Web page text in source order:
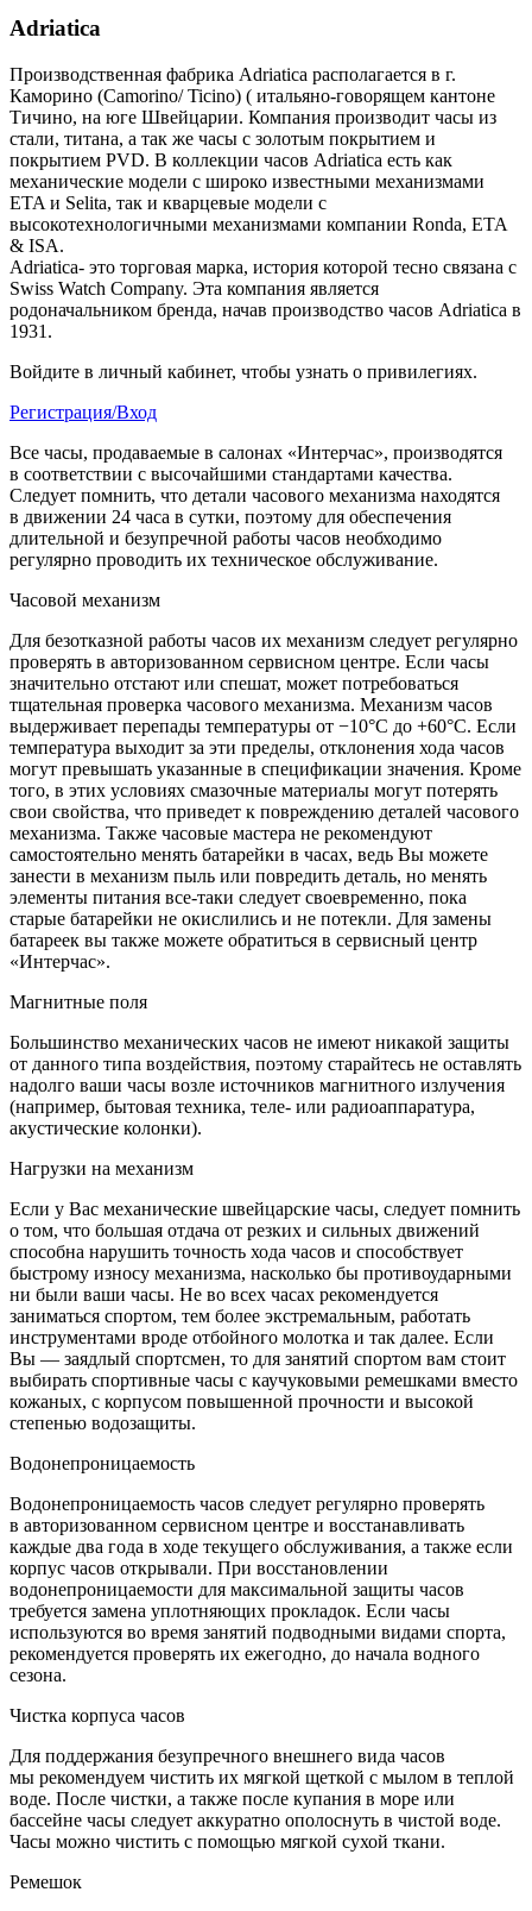
Adriatica
Производственная фабрика Adriatica располагается в г.
Каморино (Camorino/ Ticino) ( итальяно-говорящем кантоне
Тичино, на юге Швейцарии. Компания производит часы из
стали, титана, а так же часы с золотым покрытием и
покрытием PVD. В коллекции часов Adriatica есть как
механические модели с широко известными механизмами
ETA и Selita, так и кварцевые модели с
высокотехнологичными механизмами компании Ronda, ETA
& ISA.
Adriatica- это торговая марка, история которой тесно связана с
Swiss Watch Company. Эта компания является
родоначальником бренда, начав производство часов Adriatica в
1931.
Войдите в личный кабинет, чтобы узнать о привилегиях.
Регистрация/Вход
Все часы, продаваемые в салонах «Интерчас», производятся
в соответствии с высочайшими стандартами качества.
Следует помнить, что детали часового механизма находятся
в движении 24 часа в сутки, поэтому для обеспечения
длительной и безупречной работы часов необходимо
регулярно проводить их техническое обслуживание.
Часовой механизм
Для безотказной работы часов их механизм следует регулярно
проверять в авторизованном сервисном центре. Если часы
значительно отстают или спешат, может потребоваться
тщательная проверка часового механизма. Механизм часов
выдерживает перепады температуры от −10°C до +60°C. Если
температура выходит за эти пределы, отклонения хода часов
могут превышать указанные в спецификации значения. Кроме
того, в этих условиях смазочные материалы могут потерять
свои свойства, что приведет к повреждению деталей часового
механизма. Также часовые мастера не рекомендуют
самостоятельно менять батарейки в часах, ведь Вы можете
занести в механизм пыль или повредить деталь, но менять
элементы питания все-таки следует своевременно, пока
старые батарейки не окислились и не потекли. Для замены
батареек вы также можете обратиться в сервисный центр
«Интерчас».
Магнитные поля
Большинство механических часов не имеют никакой защиты
от данного типа воздействия, поэтому старайтесь не оставлять
надолго ваши часы возле источников магнитного излучения
(например, бытовая техника, теле- или радиоаппаратура,
акустические колонки).
Нагрузки на механизм
Если у Вас механические швейцарские часы, следует помнить
о том, что большая отдача от резких и сильных движений
способна нарушить точность хода часов и способствует
быстрому износу механизма, насколько бы противоударными
ни были ваши часы. Не во всех часах рекомендуется
заниматься спортом, тем более экстремальным, работать
инструментами вроде отбойного молотка и так далее. Если
Вы — заядлый спортсмен, то для занятий спортом вам стоит
выбирать спортивные часы с каучуковыми ремешками вместо
кожаных, с корпусом повышенной прочности и высокой
степенью водозащиты.
Водонепроницаемость
Водонепроницаемость часов следует регулярно проверять
в авторизованном сервисном центре и восстанавливать
каждые два года в ходе текущего обслуживания, а также если
корпус часов открывали. При восстановлении
водонепроницаемости для максимальной защиты часов
требуется замена уплотняющих прокладок. Если часы
используются во время занятий подводными видами спорта,
рекомендуется проверять их ежегодно, до начала водного
сезона.
Чистка корпуса часов
Для поддержания безупречного внешнего вида часов
мы рекомендуем чистить их мягкой щеткой с мылом в теплой
воде. После чистки, а также после купания в море или
бассейне часы следует аккуратно ополоснуть в чистой воде.
Часы можно чистить с помощью мягкой сухой ткани.
Ремешок